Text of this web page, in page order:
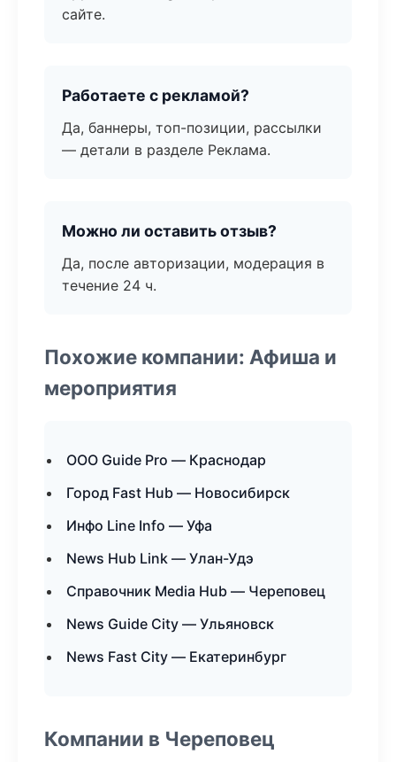
сайте.
Работаете с рекламой?
Да, баннеры, топ-позиции, рассылки
— детали в разделе Реклама.
Можно ли оставить отзыв?
Да, после авторизации, модерация в
течение 24 ч.
Похожие компании: Афиша и
мероприятия
ООО Guide Pro — Краснодар
Город Fast Hub — Новосибирск
Инфо Line Info — Уфа
News Hub Link — Улан-Удэ
Справочник Media Hub — Череповец
News Guide City — Ульяновск
News Fast City — Екатеринбург
Компании в Череповец